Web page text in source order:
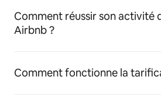
Comment réussir son activité
Airbnb ?
Comment fonctionne la